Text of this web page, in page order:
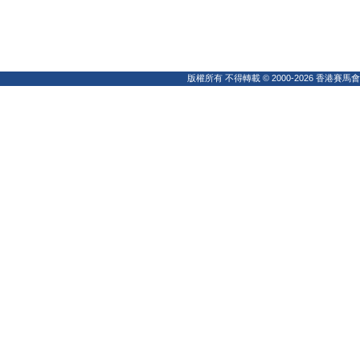
版權所有 不得轉載 © 2000-2026 香港賽馬會